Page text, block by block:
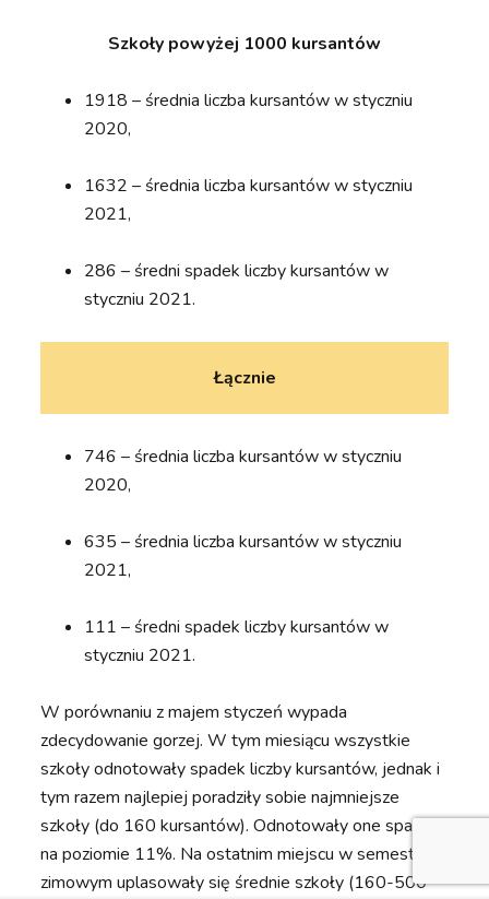
Szkoły powyżej 1000 kursantów
1918 – średnia liczba kursantów w styczniu
2020,
1632 – średnia liczba kursantów w styczniu
2021,
286 – średni spadek liczby kursantów w
styczniu 2021.
Łącznie
746 – średnia liczba kursantów w styczniu
2020,
635 – średnia liczba kursantów w styczniu
2021,
111 – średni spadek liczby kursantów w
styczniu 2021.
W porównaniu z majem styczeń wypada
zdecydowanie gorzej. W tym miesiącu wszystkie
szkoły odnotowały spadek liczby kursantów, jednak i
tym razem najlepiej poradziły sobie najmniejsze
szkoły (do 160 kursantów). Odnotowały one spadek
na poziomie 11%. Na ostatnim miejscu w semestrze
zimowym uplasowały się średnie szkoły (160-500